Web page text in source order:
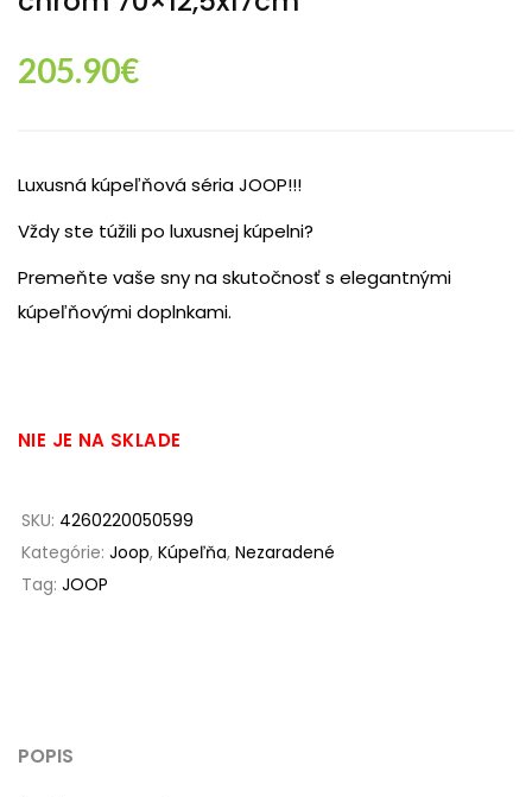
205.90€
Luxusná kúpeľňová séria JOOP!!!
Vždy ste túžili po luxusnej kúpelni?
Premeňte vaše sny na skutočnosť s elegantnými
kúpeľňovými doplnkami.
NIE JE NA SKLADE
SKU: 4260220050599
Kategórie: Joop, Kúpeľňa, Nezaradené
Tag: JOOP
POPIS